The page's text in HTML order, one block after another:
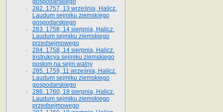
gospodarskiego
282. 1757, 13 września, Halicz.
Laudum sejmiku ziemskiego
gospodarskiego
283. 1758, 14 sierpnia, Halicz.
Laudum sejmiku ziemskiego
przedsejmowego
284. 1758, 14 sierpnia, Halicz.
Instrukcya sejmiku ziemskiego
posłom na sejm walny
285. 1759, 11 września, Halicz.
Laudum sejmiku ziemskiego
gospodarskiego
286. 1760, 18 sierpnia, Halicz.
Laudum sejmiku ziemskiego
przedsejmowego